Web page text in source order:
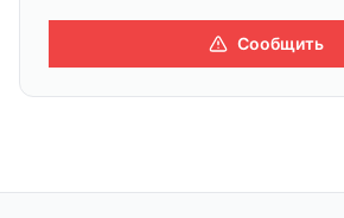
Сообщить